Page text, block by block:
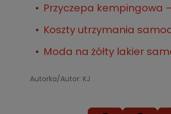
Przyczepa kempingowa
Koszty utrzymania
Moda na żółty lakier
Autorka/Autor: KJ